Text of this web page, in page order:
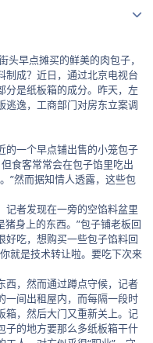
早点摊买的鲜美的肉包子，
制成？近日，通过北京电视台
分是纸板箱的成分。昨天，左
逃逸，工商部门对房东立案调
一个早点铺出售的小笼包子
食客常常会在包子馅里吃出
”然而据知情人透露，这些包
者发现在一旁的空馅料盆里
身上的东西。”包子铺老板回
好吃，想购买一些包子馅料回
就是技术转让啦。要吃下次来
，然而通过蹲点守候，记者
一间出租屋内，而每隔一段时
箱，然后大门又重新关上。记
子的地方要那么多纸板箱干什